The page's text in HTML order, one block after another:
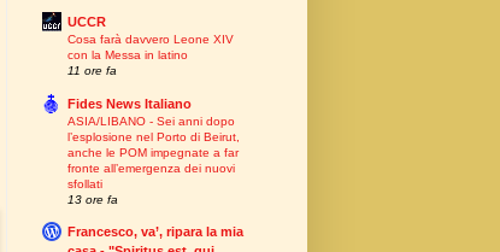
UCCR
Cosa farà davvero Leone XIV
con la Messa in latino
11 ore fa
Fides News Italiano
ASIA/LIBANO - Sei anni dopo
l’esplosione nel Porto di Beirut,
anche le POM impegnate a far
fronte all’emergenza dei nuovi
sfollati
13 ore fa
Francesco, va’, ripara la mia